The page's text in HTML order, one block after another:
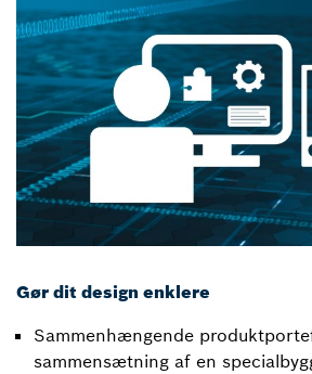
Gør dit design enklere
Sammenhængende
sammensætning af en